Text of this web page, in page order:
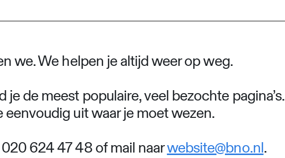
we. We helpen je altijd weer op weg.
de meest populaire, veel bezochte pagina’s.
uit waar je moet wezen.
624 47 48 of mail naarwebsite@bno.nl.